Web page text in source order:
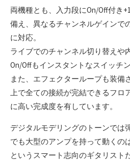
両機種とも、入力段にOn/Off付き
備え、異なるチャンネルゲインで
に対応。
ライブでのチャンネル切り替えや
On/Offもインスタントなスイッチ
また、エフェクターループも装備
上で全ての接続が完結できるフロ
に高い完成度を有しています。
デジタルモデリングのトーンでは
でも大型のアンプを持って動く
というスマート志向のギタリスト